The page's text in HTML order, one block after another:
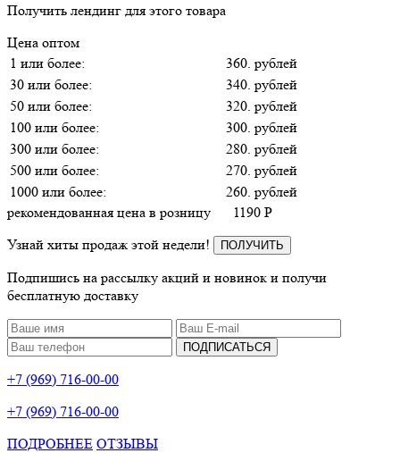
Получить лендинг для этого товара
Цена оптом
1 или более:
360. рублей
30 или более:
340. рублей
50 или более:
320. рублей
100 или более:
300. рублей
300 или более:
280. рублей
500 или более:
270. рублей
1000 или более:
260. рублей
рекомендованная цена в розницу
1190 P
Узнай хиты продаж этой недели!
ПОЛУЧИТЬ
Подпишись на рассылку акций и новинок и получи
бесплатную доставку
ПОДПИСАТЬСЯ
+7 (969) 716-00-00
+7 (969) 716-00-00
ПОДРОБНЕЕ ОТЗЫВЫ